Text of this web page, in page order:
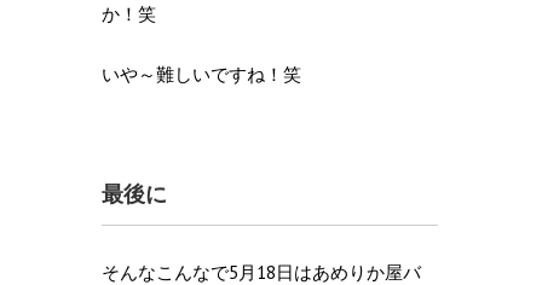
か！笑
いや～難しいですね！笑
最後に
そんなこんなで5月18日はあめりか屋バ